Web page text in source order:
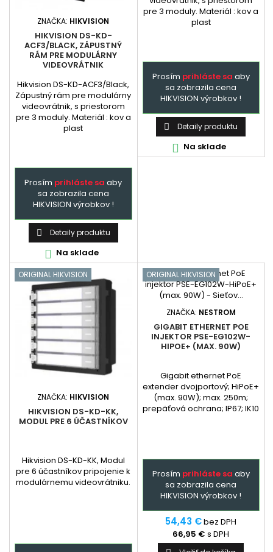
ZNAČKA: HIKVISION
HIKVISION DS-KD-
ACF3/BLACK, ZÁPUSTNÝ
RÁM PRE MODULÁRNY
VIDEOVRÁTNIK
Hikvision DS-KD-ACF3/Black,
Zápustný rám pre modulárny
videovrátnik, s priestorom
pre 3 moduly. Materiál : kov a
plast
Prosím prihláste sa aby
sa zobrazila cena
HIKVISION výrobkov !
 Detaily produktu
 Na sklade
pre 3 moduly. Materiál : kov a
plast
Prosím prihláste sa aby
sa zobrazila cena
HIKVISION výrobkov !
 Detaily produktu
 Na sklade
ORIGINAL HIKVISION
ZNAČKA: HIKVISION
HIKVISION DS-KD-KK,
MODUL PRE 6 ÚČASTNÍKOV
Hikvision DS-KD-KK, Modul
pre 6 účastníkov pripojenie k
modulárnemu videovrátniku.
ORIGINAL HIKVISION
ZNAČKA: NESTROM
GIGABIT ETHERNET POE
INJEKTOR PSE-EG102W-
HIPOE+ (MAX. 90W)
Gigabit ethernet PoE
extender dvojportový; HiPoE+
(max. 90W); max. 250m;
prepäťová ochrana; IP67; IK10
Prosím prihláste sa aby
sa zobrazila cena
HIKVISION výrobkov !
54,43 €bez DPH
66,95 € s DPH